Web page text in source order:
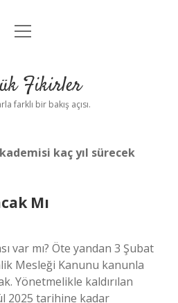
Anasayfa
Uyarı
menüyü
Fikirler
farklı bir bakış açısı.
kaç yıl sürecek
Mı
var mı? Öte yandan 3 Şubat
Mesleği Kanunu kanunla
Yönetmelikle kaldırılan
2025 tarihine kadar